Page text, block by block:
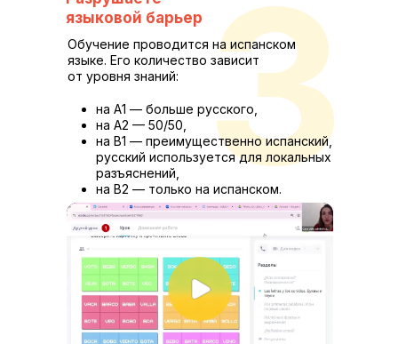
3
языковой барьер
Обучение проводится на испанском
языке. Его количество зависит
от уровня знаний:
на А1 — больше русского,
на А2 — 50/50,
на В1 — преимущественно испанский,
русский используется для локальных
разъяснений,
на В2 — только на испанском.